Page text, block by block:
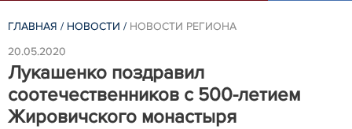
ГЛАВНАЯ / НОВОСТИ / НОВОСТИ РЕГИОНА
20.05.2020
Лукашенко поздравил
соотечественников с 500-летием
Жировичского монастыря